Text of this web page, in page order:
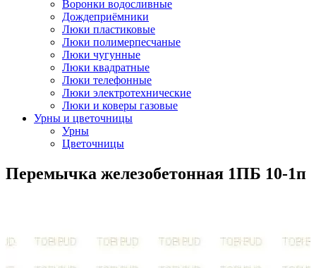
Воронки водосливные
Дождеприёмники
Люки пластиковые
Люки полимерпесчаные
Люки чугунные
Люки квадратные
Люки телефонные
Люки электротехнические
Люки и коверы газовые
Урны и цветочницы
Урны
Цветочницы
Перемычка железобетонная 1ПБ 10-1п